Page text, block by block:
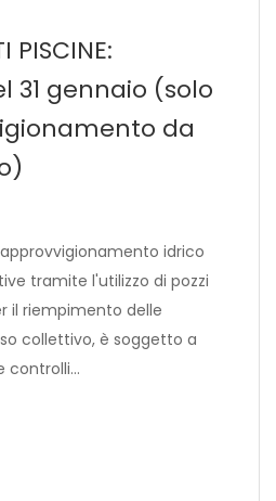
PISCINE:
31 gennaio (solo
da
idrico
tramite l'utilizzo di pozzi
il riempimento delle
collettivo, è soggetto a
controlli…